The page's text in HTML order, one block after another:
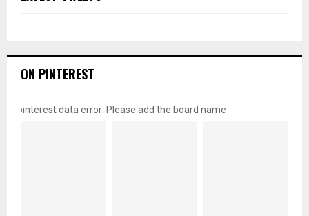
ON PINTEREST
pinterest data error: Please add the board name